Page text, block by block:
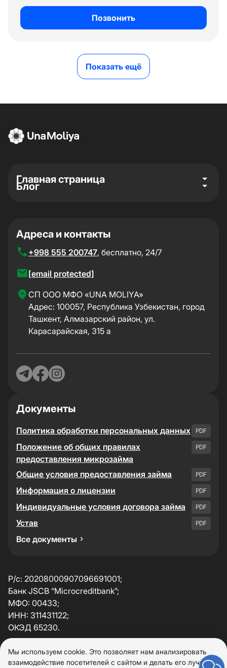
Позвонить
Показать ещё
Главная страница
Блог
Адреса и контакты
+998 555 200747, бесплатно, 24/7
[email protected]
CП ООО МФО «UNA MOLIYA»
Адрес: 100057, Республика Узбекистан, город
Ташкент, Алмазарский район, ул.
Карасарайская, 315 а
Документы
Политика обработки персональных данных PDF
Положение об общих правилах
предоставления микрозайма
PDF
Общие условия предоставления займа PDF
Информация о лицензии PDF
Индивидуальные условия договора займа PDF
Устав PDF
Все документы
Р/с: 20208000907096691001;
Банк JSCB “Microcreditbank”;
МФО: 00433;
ИНН: 311431122;
ОКЭД 65230.
Подробные сведения, политика конфиденциальности
и пользовательское соглашение размещены в
Мы используем cookie. Это позволяет нам анализировать
взаимодействие посетителей с сайтом и делать его лучше.